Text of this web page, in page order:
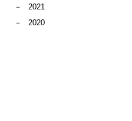
2021
2020